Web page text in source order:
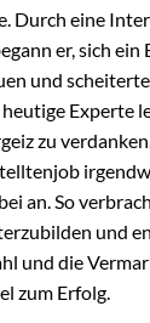
Durch eine
er, sich ein
und
Experte
zu
an. So
und
und die
zum Erfolg.